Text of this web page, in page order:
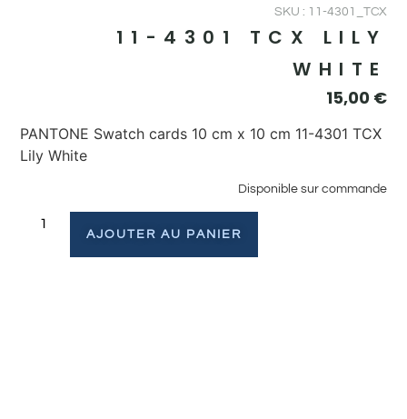
SKU : 11-4301_TCX
11-4301 TCX LILY
WHITE
15,00 €
PANTONE Swatch cards 10 cm x 10 cm 11-4301 TCX
Lily White
Disponible sur commande
AJOUTER AU PANIER